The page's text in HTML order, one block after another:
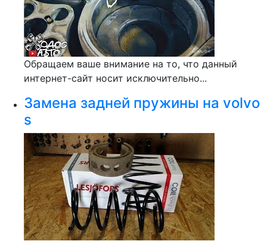
Обращаем ваше внимание на то, что данный
интернет-сайт носит исключительно...
Замена задней пружины на volvo
s